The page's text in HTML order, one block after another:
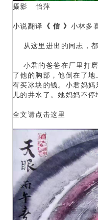
摄影 怡萍
小说翻译 《 信 》 小林
从这里进出的同志，都
小君的爸爸在厂里打
了他的胸部，他倒在了
有买冰块的钱。小君妈
儿的井水了。她妈妈不
全文请点击这里